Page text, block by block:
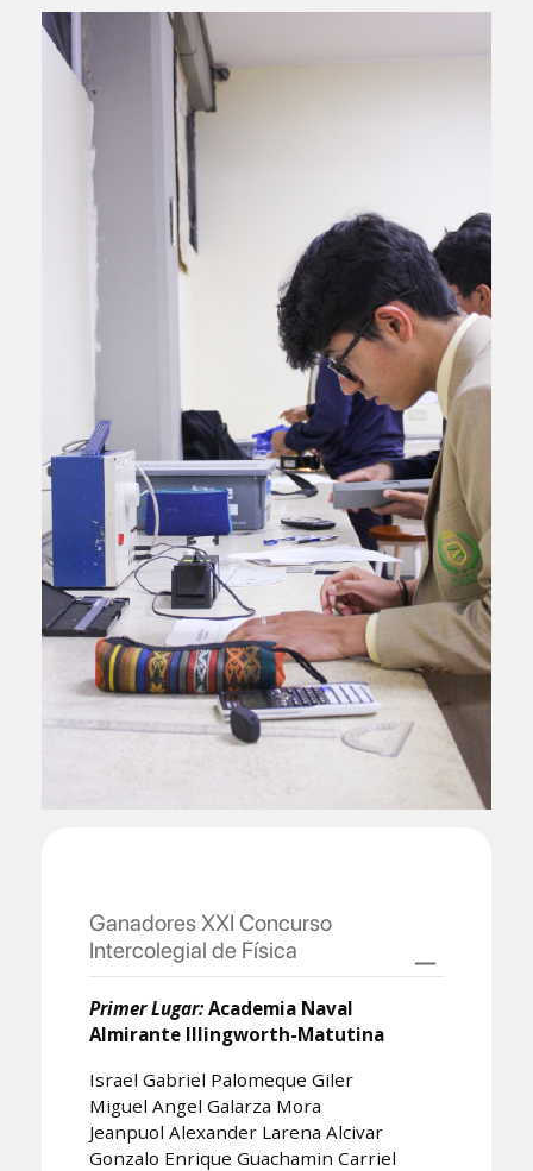
Ganadores XXI Concurso
Intercolegial de Física
Primer Lugar:Academia Naval
Almirante Illingworth-Matutina
Israel Gabriel Palomeque Giler
Miguel Angel Galarza Mora
Jeanpuol Alexander Larena Alcivar
Gonzalo Enrique Guachamin Carriel